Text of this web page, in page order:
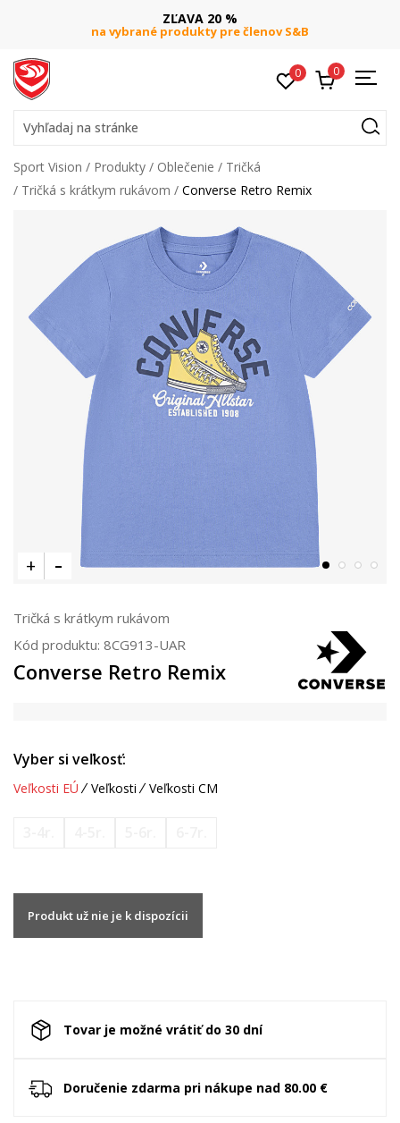
ZĽAVA 20 %
na vybrané produkty pre členov S&B
0 0
Vyhľadaj na stránke
Sport Vision Produkty Oblečenie
Tričká
Tričká s krátkym rukávom
Converse Retro Remix
Tričká s krátkym rukávom
Kód produktu: 8CG913-UAR
Converse Retro Remix
Vyber si veľkosť:
Veľkosti EÚ Veľkosti Veľkosti CM
Produkt už nie je k dispozícii
Tovar je možné vrátiť do 30 dní
Doručenie zdarma pri nákupe nad 80.00 €